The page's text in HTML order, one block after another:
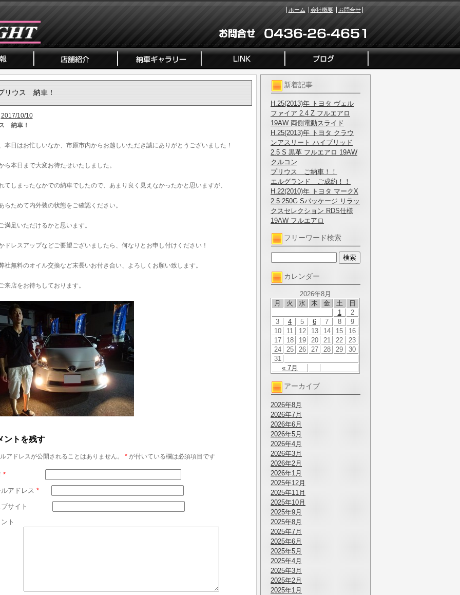
ホーム 会社概要 お問合せ
新着記事
H.25(2013)年 トヨタ ヴェル
ファイア 2.4 Z フルエアロ
19AW 両側電動スライド
H.25(2013)年 トヨタ クラウ
ンアスリート ハイブリッド
2.5 S 黒革 フルエアロ 19AW
クルコン
プリウス ご納車！！
エルグランド ご成約！！
H.22(2010)年 トヨタ マークX
2.5 250G Sパッケージ リラッ
クスセレクション RDS仕様
19AW フルエアロ
フリーワード検索
カレンダー
2026年8月
月
火 水 木 金 土 日
« 7月
1
2
3
4 5 6 7 8
9
10
11 12 13 14 15
16
17
18 19 20 21 22
23
24
25 26 27 28 29
30
31
アーカイブ
2026年8月
2026年7月
2026年6月
2026年5月
2026年4月
2026年3月
2026年2月
2026年1月
2025年12月
2025年11月
2025年10月
2025年9月
2025年8月
2025年7月
2025年6月
2025年5月
2025年4月
2025年3月
2025年2月
2025年1月
リウス 納車！
2017/10/10
納車！
本日はお忙しいなか、市原市内からお越しいただき誠にありがとうございました！
ら本日まで大変お待たせいたしました。
てしまったなかでの納車でしたので、あまり良く見えなかったかと思いますが、
らためて内外装の状態をご確認ください。
満足いただけるかと思います。
ドレスアップなどご要望ございましたら、何なりとお申し付けください！
社無料のオイル交換など末長いお付き合い、よろしくお願い致します。
来店をお待ちしております。
ントを残す
アドレスが公開されることはありません。 *が付いている欄は必須項目です
*
ルアドレス *
サイト
ト